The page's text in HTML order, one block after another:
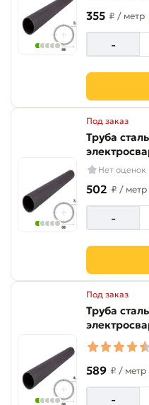
355 ₽ / метр
-
Под заказ
Труба
Нет оценок
502 ₽ / метр
-
Под заказ
Труба
589 ₽ / метр
-